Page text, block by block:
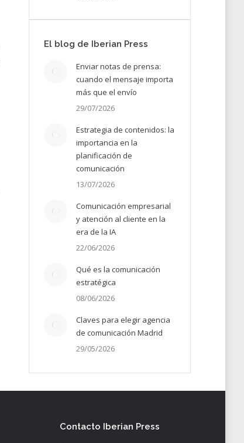
El blog de Iberian Press
Enviar notas de prensa:
cuando el mensaje importa
más que el envío
29/07/2026
Estrategia de contenidos: la
importancia en la
planificación de
comunicación
13/07/2026
Comunicación empresarial
y atención al cliente en la
era de la IA
22/06/2026
Qué es la comunicación
estratégica
08/06/2026
Claves para elegir agencia
de comunicación Madrid
29/05/2026
Contacto Iberian Press